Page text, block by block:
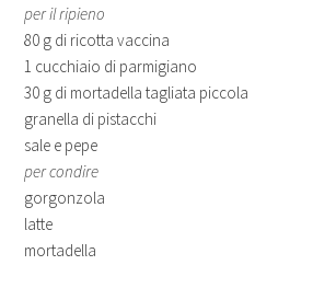
per il ripieno
80 g di ricotta vaccina
1 cucchiaio di parmigiano
30 g di mortadella tagliata piccola
granella di pistacchi
sale e pepe
per condire
gorgonzola
latte
mortadella